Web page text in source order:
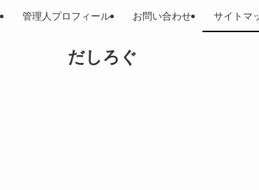
だしろぐ
管理人プロフィール お問い合わせ サイトマ